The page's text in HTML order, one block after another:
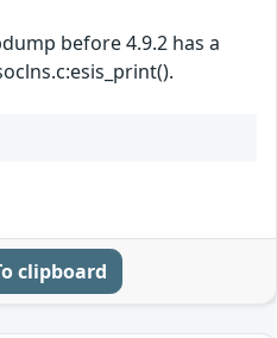
before 4.9.2 has a
clipboard